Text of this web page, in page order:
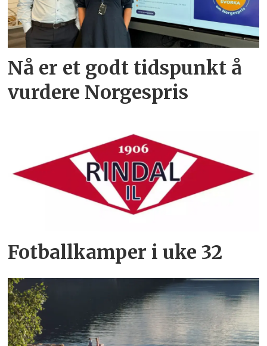
Nå er et godt tidspunkt å
vurdere Norgespris
Fotballkamper i uke 32